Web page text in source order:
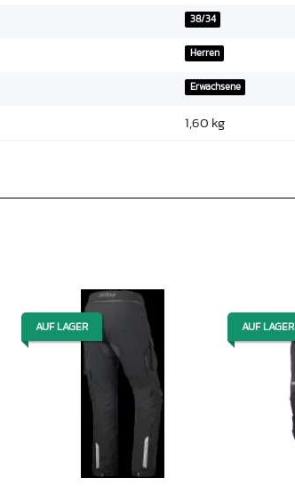
38/34
Herren
Erwachsene
1,60 kg
AUF LAGER AUF LAGER